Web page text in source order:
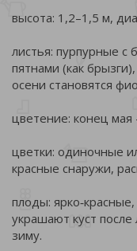
высота: 1,2–1,5 м,
листья: пурпурные с
пятнами (как
осени становятся
цветение: конец
цветки: одиночные
красные снаружи,
плоды:
украшают куст
зиму.